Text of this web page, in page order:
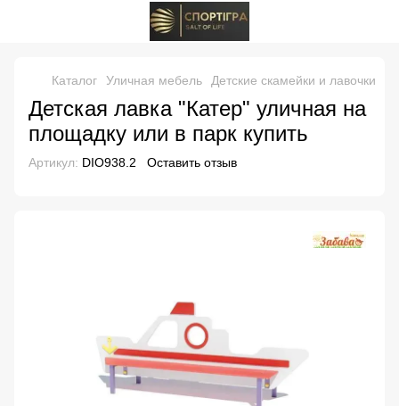
Каталог Уличная мебель Детские скамейки и лавочки
Детская лавка "Катер" уличная на
площадку или в парк купить
Артикул: DIO938.2 Оставить отзыв